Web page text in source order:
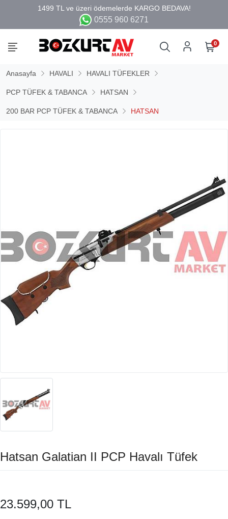
0555 960 6271
0
Anasayfa HAVALI HAVALI TÜFEKLER
PCP TÜFEK & TABANCA HATSAN
200 BAR PCP TÜFEK & TABANCA HATSAN
Hatsan Galatian II PCP Havalı Tüfek
23.599,00 TL